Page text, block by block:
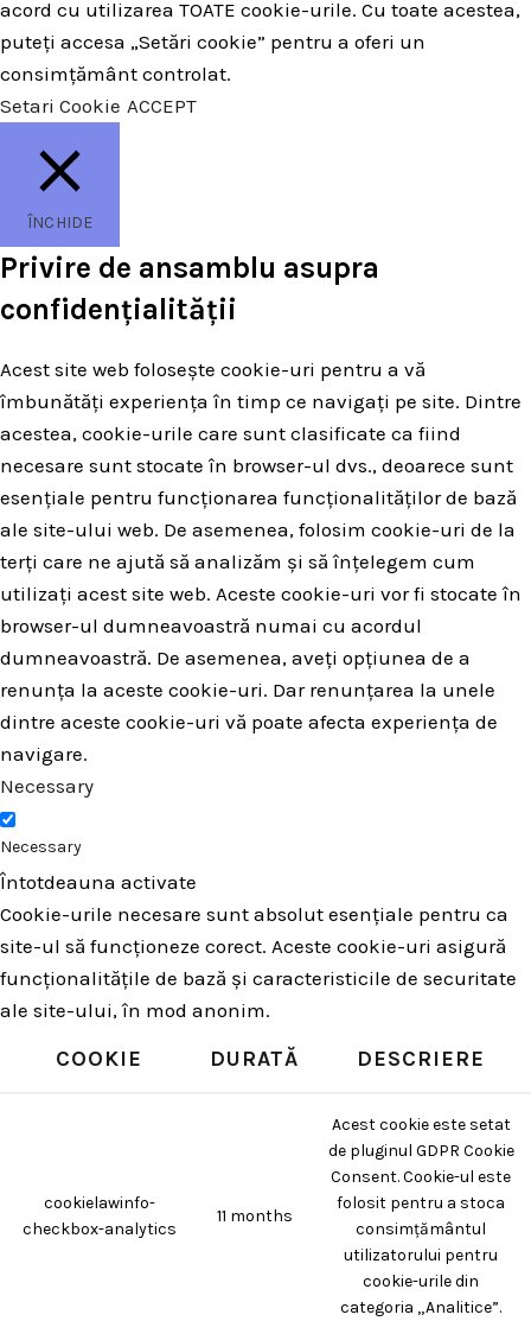
acord cu utilizarea TOATE cookie-urile. Cu toate acestea,
puteți accesa „Setări cookie” pentru a oferi un
consimțământ controlat.
Setari Cookie ACCEPT
ÎNCHIDE
Privire de ansamblu asupra
confidențialității
Acest site web folosește cookie-uri pentru a vă
îmbunătăți experiența în timp ce navigați pe site. Dintre
acestea, cookie-urile care sunt clasificate ca fiind
necesare sunt stocate în browser-ul dvs., deoarece sunt
esențiale pentru funcționarea funcționalităților de bază
ale site-ului web. De asemenea, folosim cookie-uri de la
terți care ne ajută să analizăm și să înțelegem cum
utilizați acest site web. Aceste cookie-uri vor fi stocate în
browser-ul dumneavoastră numai cu acordul
dumneavoastră. De asemenea, aveți opțiunea de a
renunța la aceste cookie-uri. Dar renunțarea la unele
dintre aceste cookie-uri vă poate afecta experiența de
navigare.
Necessary
Necessary
Întotdeauna activate
Cookie-urile necesare sunt absolut esențiale pentru ca
site-ul să funcționeze corect. Aceste cookie-uri asigură
funcționalitățile de bază și caracteristicile de securitate
ale site-ului, în mod anonim.
COOKIE DURATĂ DESCRIERE
cookielawinfo-
checkbox-analytics
11 months
Acest cookie este setat
de pluginul GDPR Cookie
Consent. Cookie-ul este
folosit pentru a stoca
consimțământul
utilizatorului pentru
cookie-urile din
categoria „Analitice”.